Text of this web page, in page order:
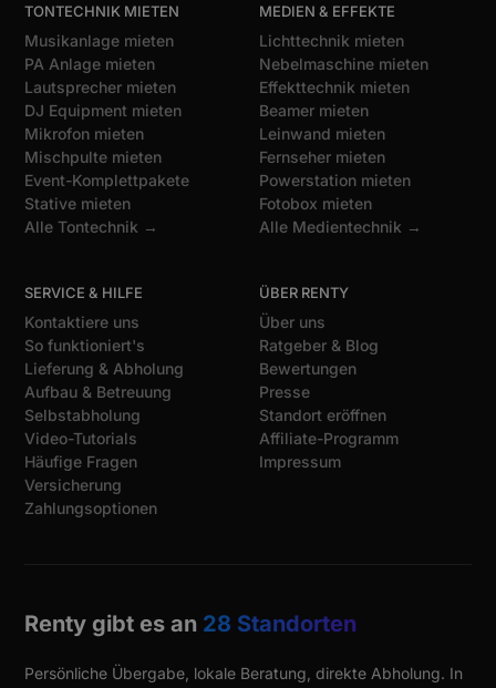
TONTECHNIK MIETEN
Musikanlage mieten
PA Anlage mieten
Lautsprecher mieten
DJ Equipment mieten
Mikrofon mieten
Mischpulte mieten
Event-Komplettpakete
Stative mieten
Alle Tontechnik →
MEDIEN & EFFEKTE
Lichttechnik mieten
Nebelmaschine mieten
Effekttechnik mieten
Beamer mieten
Leinwand mieten
Fernseher mieten
Powerstation mieten
Fotobox mieten
Alle Medientechnik →
SERVICE & HILFE
Kontaktiere uns
So funktioniert's
Lieferung & Abholung
Aufbau & Betreuung
Selbstabholung
Video-Tutorials
Häufige Fragen
Versicherung
Zahlungsoptionen
ÜBER RENTY
Über uns
Ratgeber & Blog
Bewertungen
Presse
Standort eröffnen
Affiliate-Programm
Impressum
Renty gibt es an 28 Standorten
Persönliche Übergabe, lokale Beratung, direkte Abholung. In